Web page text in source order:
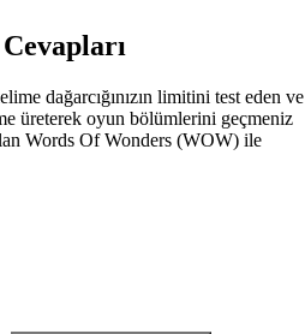
dağarcığınızın limitini test eden ve
üreterek oyun bölümlerini geçmeniz
Words Of Wonders (WOW) ile